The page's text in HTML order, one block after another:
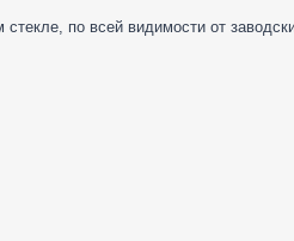
по всей видимости от